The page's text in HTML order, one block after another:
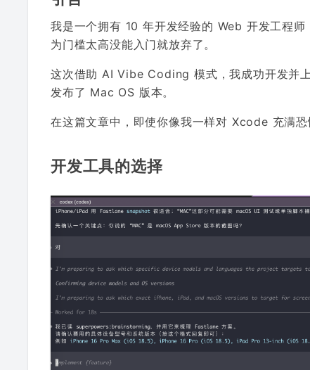
我是一个拥有 10 年开发经验的 Web 开发工程
为门槛太高没能入门就放弃了。
这次借助 AI Vibe Coding 模式，我成功开发
发布了 Mac OS 版本。
在这篇文章中，即使你像我一样对 Xcode 充满
开发工具的选择